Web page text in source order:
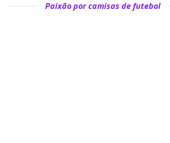
Paixão por camisas de futebol